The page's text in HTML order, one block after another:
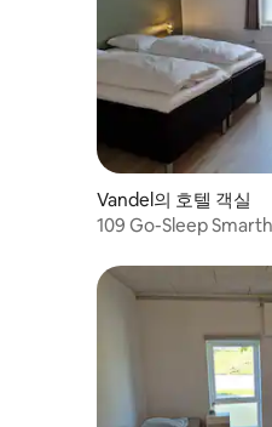
Vandel의 호텔 객실
109 Go-Sleep